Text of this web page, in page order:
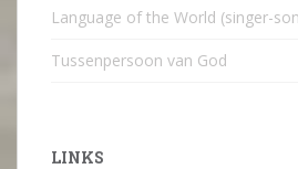
Language of the World (singer-
Tussenpersoon van God
LINKS